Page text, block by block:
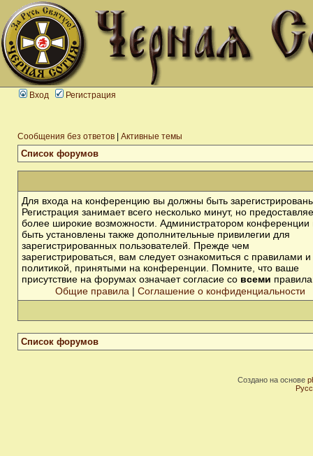
Вход Регистрация
Сообщения без ответов Активные темы
Список форумов
Для входа на конференцию вы должны быть
Регистрация занимает всего несколько минут, но
более широкие возможности. Администратором конференции
быть установлены также дополнительные привилегии для
зарегистрированных пользователей. Прежде чем
зарегистрироваться, вам следует ознакомиться с правилами и
политикой, принятыми на конференции. Помните, что ваше
присутствие на форумах означает согласие со всеми
Общие правила | Соглашение о конфиденциальности
Список форумов
Создано на основе